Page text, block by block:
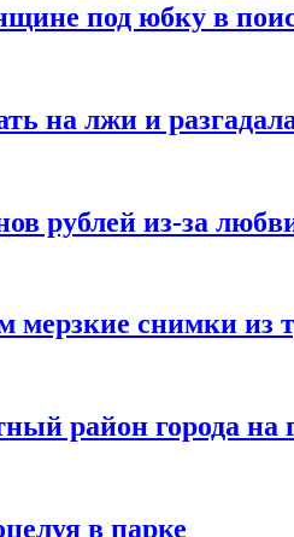
под юбку в
на лжи и
рублей из-за
мерзкие снимки из
район города на
в парке